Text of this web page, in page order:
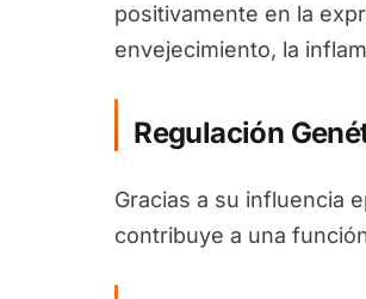
positivamente en la
envejecimiento, la
Regulación
Gracias a su influencia
contribuye a una